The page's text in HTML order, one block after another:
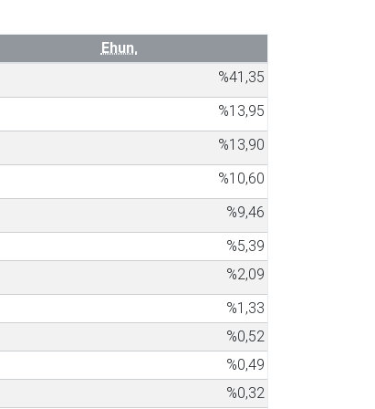
Ehun.
%41,35
%13,95
%13,90
%10,60
%9,46
%5,39
%2,09
%1,33
%0,52
%0,49
%0,32